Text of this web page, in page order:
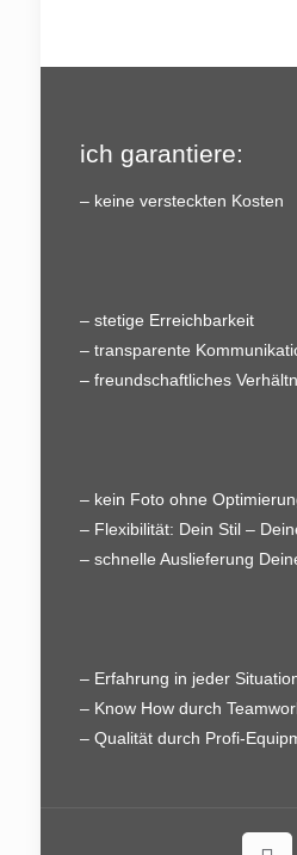
ich garantiere:
– keine versteckten Kosten
– stetige Erreichbarkeit
– transparente
– freundschaftliches
– kein Foto ohne
– Flexibilität: Dein Stil –
– schnelle Auslieferung
– Erfahrung in jeder
– Know How durch
– Qualität durch Profi-